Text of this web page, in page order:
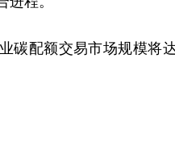
碳配额交易市场规模将